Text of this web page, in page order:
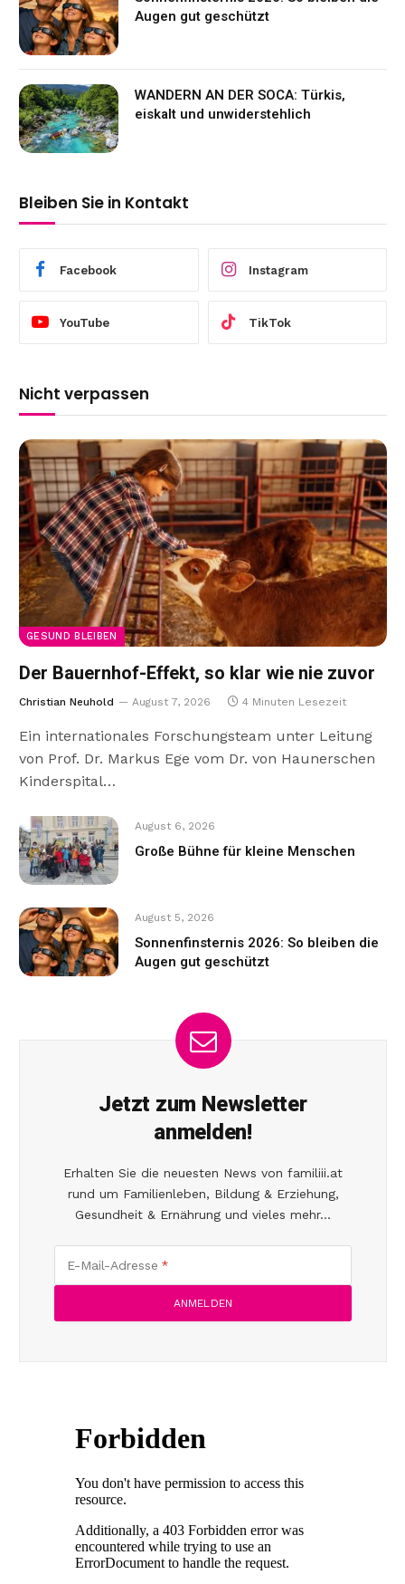
Augen gut geschützt
WANDERN AN DER SOCA: Türkis,
eiskalt und unwiderstehlich
Bleiben Sie in Kontakt
Facebook Instagram
YouTube TikTok
Nicht verpassen
GESUND BLEIBEN
Der Bauernhof-Effekt, so klar wie nie zuvor
Christian Neuhold August 7, 2026 4 Minuten Lesezeit
Ein internationales Forschungsteam unter Leitung
von Prof. Dr. Markus Ege vom Dr. von Haunerschen
Kinderspital…
August 6, 2026
Große Bühne für kleine Menschen
August 5, 2026
Sonnenfinsternis 2026: So bleiben die
Augen gut geschützt
Jetzt zum Newsletter
anmelden!
Erhalten Sie die neuesten News von familiii.at
rund um Familienleben, Bildung & Erziehung,
Gesundheit & Ernährung und vieles mehr...
E-Mail-Adresse